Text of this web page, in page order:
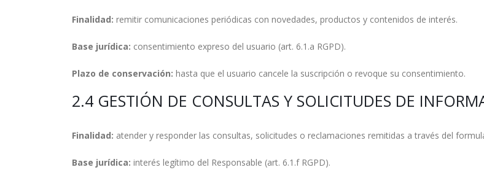
Finalidad: remitir comunicaciones periódicas con novedades, productos y contenidos de interés.
Base jurídica: consentimiento expreso del usuario (art. 6.1.a RGPD).
Plazo de conservación: hasta que el usuario cancele la suscripción o revoque su consentimiento.
2.4 GESTIÓN DE CONSULTAS Y SOLICITUDES DE
Finalidad: atender y responder las consultas, solicitudes o reclamaciones remitidas a través del
Base jurídica: interés legítimo del Responsable (art. 6.1.f RGPD).